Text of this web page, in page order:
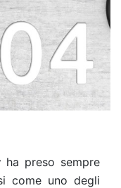
ha preso sempre
come uno degli